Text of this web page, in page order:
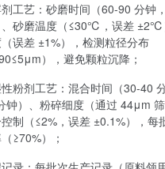
工艺：砂磨时间（60-90 分钟
、砂磨温度（≤30℃，误差 ±2℃
误差 ±1%），检测粒径分布
），避免颗粒沉降；
粉剂工艺：混合时间（30-40
钟）、粉碎细度（通过 44μm 筛
制（≤2%，误差 ±0.1%），每
≥70%）；